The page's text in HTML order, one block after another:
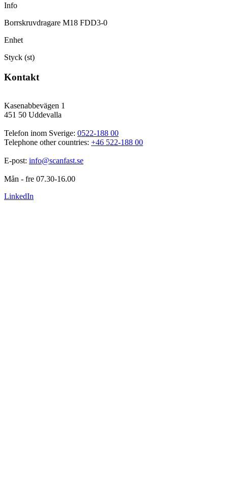
Info
Borrskruvdragare M18 FDD3-0
Enhet
Styck (st)
Kontakt
Kasenabbevägen 1
451 50 Uddevalla
Telefon inom Sverige: 0522-188 00
Telephone other countries: +46 522-188 00
E-post: info@scanfast.se
Mån - fre 07.30-16.00
LinkedIn